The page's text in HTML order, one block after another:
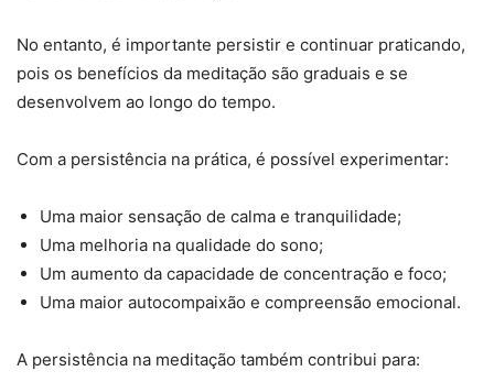
No entanto, é importante persistir e continuar praticando,
pois os benefícios da meditação são graduais e se
desenvolvem ao longo do tempo.
Com a persistência na prática, é possível experimentar:
Uma maior sensação de calma e tranquilidade;
Uma melhoria na qualidade do sono;
Um aumento da capacidade de concentração e foco;
Uma maior autocompaixão e compreensão emocional.
A persistência na meditação também contribui para: